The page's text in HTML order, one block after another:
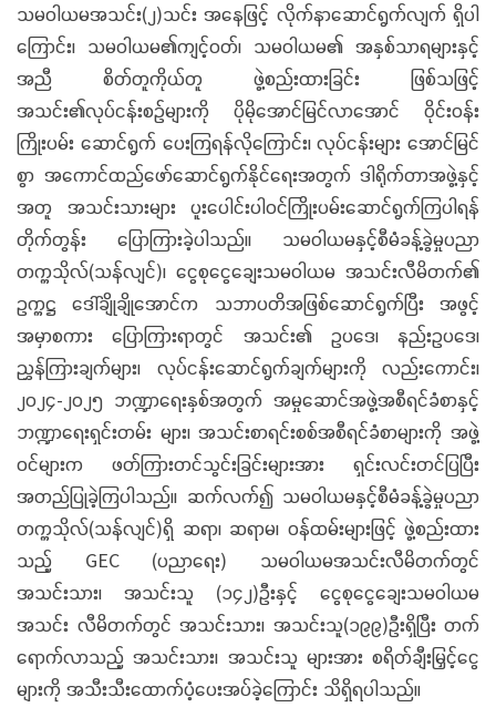
သမဝါယမအသင်း(၂)သင်း အနေဖြင့် လိုက်နာဆောင်ရွက်လျက် ရှိပါ
ကြောင်း၊ သမဝါယမ၏ကျင့်ဝတ်၊ သမဝါယမ၏ အနှစ်သာရများနှင့်
အညီ စိတ်တူကိုယ်တူ ဖွဲ့စည်းထားခြင်း ဖြစ်သဖြင့်
အသင်း၏လုပ်ငန်းစဉ်များကို ပိုမိုအောင်မြင်လာအောင် ဝိုင်းဝန်း
ကြိုးပမ်း ဆောင်ရွက် ပေးကြရန်လိုကြောင်း၊ လုပ်ငန်းများ အောင်မြင်
စွာ အကောင်ထည်ဖော်ဆောင်ရွက်နိုင်ရေးအတွက် ဒါရိုက်တာအဖွဲ့နှင့်
အတူ အသင်းသားများ ပူးပေါင်းပါဝင်ကြိုးပမ်းဆောင်ရွက်ကြပါရန်
တိုက်တွန်း ပြောကြားခဲ့ပါသည်။ သမဝါယမနှင့်စီမံခန့်ခွဲမှုပညာ
တက္ကသိုလ်(သန်လျင်)၊ ငွေစုငွေချေးသမဝါယမ အသင်းလီမိတက်၏
ဥက္ကဋ္ဌ ဒေါ်ချိုချိုအောင်က သဘာပတိအဖြစ်ဆောင်ရွက်ပြီး အဖွင့်
အမှာစကား ပြောကြားရာတွင် အသင်း၏ ဥပဒေ၊ နည်းဥပဒေ၊
ညွှန်ကြားချက်များ၊ လုပ်ငန်းဆောင်ရွက်ချက်များကို လည်းကောင်း၊
၂၀၂၄-၂၀၂၅ ဘဏ္ဍာရေးနှစ်အတွက် အမှုဆောင်အဖွဲ့အစီရင်ခံစာနှင့်
ဘဏ္ဍာရေးရှင်းတမ်း များ၊ အသင်းစာရင်းစစ်အစီရင်ခံစာများကို အဖွဲ့
ဝင်များက ဖတ်ကြားတင်သွင်းခြင်းများအား ရှင်းလင်းတင်ပြပြီး
အတည်ပြုခဲ့ကြပါသည်။ ဆက်လက်၍ သမဝါယမနှင့်စီမံခန့်ခွဲမှုပညာ
တက္ကသိုလ်(သန်လျင်)ရှိ ဆရာ၊ ဆရာမ၊ ဝန်ထမ်းများဖြင့် ဖွဲ့စည်းထား
သည့် GEC (ပညာရေး) သမဝါယမအသင်းလီမိတက်တွင်
အသင်းသား၊ အသင်းသူ (၁၄၂)ဦးနှင့် ငွေစုငွေချေးသမဝါယမ
အသင်း လီမိတက်တွင် အသင်းသား၊ အသင်းသူ(၁၉၉)ဦးရှိပြီး တက်
ရောက်လာသည့် အသင်းသား၊ အသင်းသူ များအား စရိတ်ချီးမြှင့်ငွေ
များကို အသီးသီးထောက်ပံ့ပေးအပ်ခဲ့ကြောင်း သိရှိရပါသည်။